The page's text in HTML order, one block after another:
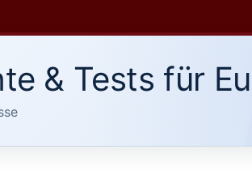
& Tests für